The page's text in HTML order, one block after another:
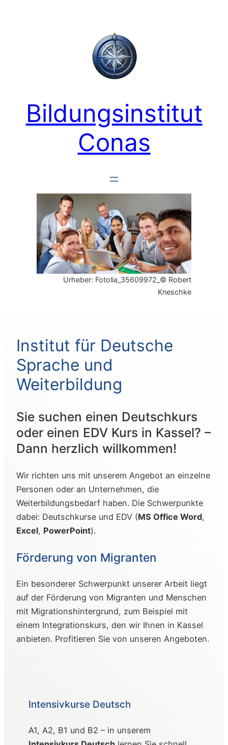
Bildungsinstitut
Conas
Urheber: Fotolia_35609972_© Robert
Kneschke
Institut für Deutsche
Sprache und
Weiterbildung
Sie suchen einen Deutschkurs
oder einen EDV Kurs in Kassel? –
Dann herzlich willkommen!
Wir richten uns mit unserem Angebot an einzelne
Personen oder an Unternehmen, die
Weiterbildungsbedarf haben. Die Schwerpunkte
dabei: Deutschkurse und EDV (MS Office Word,
Excel, PowerPoint).
Förderung von Migranten
Ein besonderer Schwerpunkt unserer Arbeit liegt
auf der Förderung von Migranten und Menschen
mit Migrationshintergrund, zum Beispiel mit
einem Integrationskurs, den wir Ihnen in Kassel
anbieten. Profitieren Sie von unseren Angeboten.
Intensivkurse Deutsch
A1, A2, B1 und B2 – in unserem